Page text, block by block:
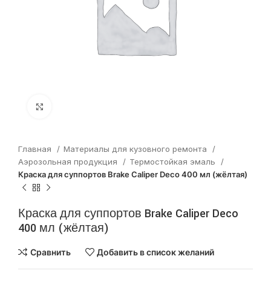
Главная
Материалы для кузовного ремонта
Аэрозольная продукция
Термостойкая эмаль
Краска для суппортов Brake Caliper Deco 400 мл (жёлтая)
Краска для суппортов Brake Caliper Deco
400 мл (жёлтая)
Сравнить Добавить в список желаний